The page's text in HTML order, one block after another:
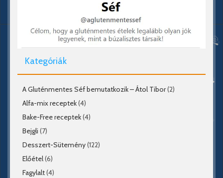
Kategóriák
A Gluténmentes Séf bemutatkozik – Átol Tibor(2)
Alfa-mix receptek(4)
Bake-Free receptek(4)
Bejgli (7)
Desszert-Sütemény(122)
Előétel(6)
Fagylalt(4)